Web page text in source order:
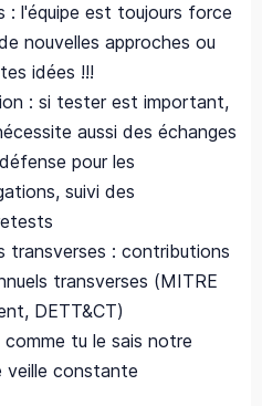
l'équipe est toujours force
nouvelles approches ou
idées !!!
: si tester est important,
aussi des échanges
pour les
suivi des
transverses : contributions
transverses (MITRE
DETT&CT)
tu le sais notre
veille constante